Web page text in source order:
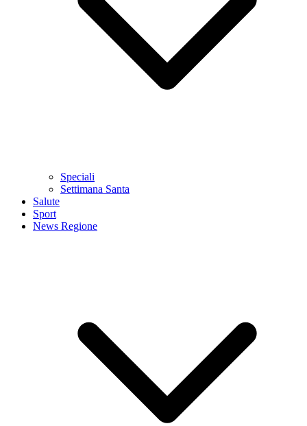
Speciali
Settimana Santa
Salute
Sport
News Regione